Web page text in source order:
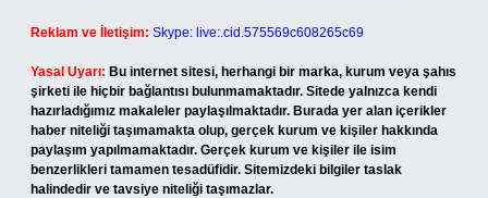
Reklam ve İletişim: Skype: live:.cid.575569c608265c69
Yasal Uyarı: Bu internet sitesi, herhangi bir marka, kurum veya şahıs
şirketi ile hiçbir bağlantısı bulunmamaktadır. Sitede yalnızca kendi
hazırladığımız makaleler paylaşılmaktadır. Burada yer alan içerikler
haber niteliği taşımamakta olup, gerçek kurum ve kişiler hakkında
paylaşım yapılmamaktadır. Gerçek kurum ve kişiler ile isim
benzerlikleri tamamen tesadüfidir. Sitemizdeki bilgiler taslak
halindedir ve tavsiye niteliği taşımazlar.